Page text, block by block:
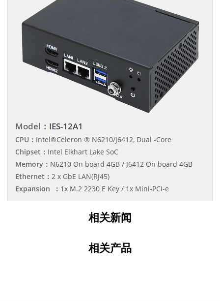
Model： IES-12A1
CPU： Intel®Celeron ® N6210/J6412, Dual -Core
Chipset： Intel Elkhart Lake SoC
Memory： N6210 On board 4GB / J6412 On board 4GB
Ethernet： 2 x GbE LAN(RJ45)
Expansion ： 1x M.2 2230 E Key / 1x Mini-PCI-e
相关新闻
相关产品